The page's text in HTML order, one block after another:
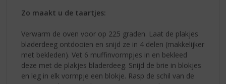
Zo maakt u de taartjes:
Verwarm de oven voor op 225 graden. Laat de plakjes
bladerdeeg ontdooien en snijd ze in 4 delen (makkelijker
met bekleden). Vet 6 muffinvormpjes in en bekleed
deze met de plakjes bladerdeeg. Snijd de brie in blokjes
en leg in elk vormpje een blokje. Rasp de schil van de